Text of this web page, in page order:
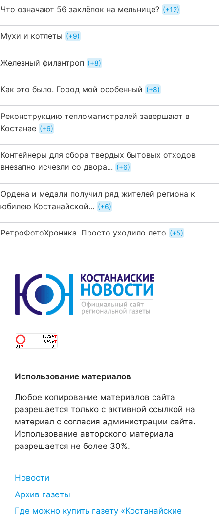
Что означают 56 заклёпок на мельнице? +12
Мухи и котлеты +9
Железный филантроп +8
Как это было. Город мой особенный +8
Реконструкцию тепломагистралей завершают в
Костанае
+6
Контейнеры для сбора твердых бытовых отходов
внезапно исчезли со двора...
+6
Ордена и медали получил ряд жителей региона к
юбилею Костанайской...
+6
РетроФотоХроника. Просто уходило лето +5
Использование материалов
Любое копирование материалов сайта
разрешается только с активной ссылкой на
материал с согласия администрации сайта.
Использование авторского материала
разрешается не более 30%.
Новости
Архив газеты
Где можно купить газету «Костанайские